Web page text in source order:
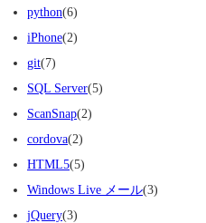
python(6)
iPhone(2)
git(7)
SQL Server(5)
ScanSnap(2)
cordova(2)
HTML5(5)
Windows Live メール(3)
jQuery(3)